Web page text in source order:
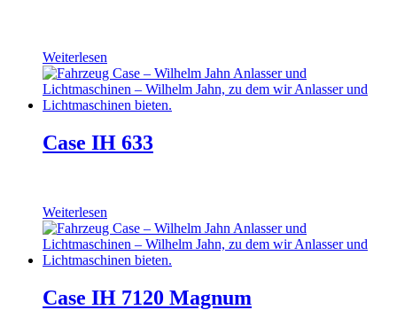
Weiterlesen
Case IH 633
Weiterlesen
Case IH 7120 Magnum